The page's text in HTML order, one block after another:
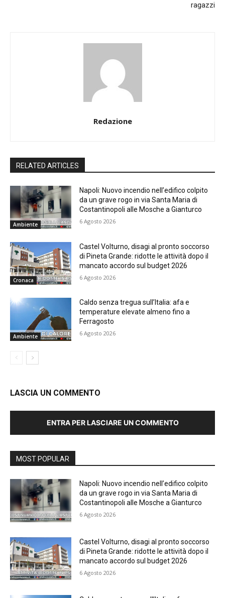
ragazzi
Redazione
RELATED ARTICLES
Ambiente
Napoli: Nuovo incendio nell’edifico colpito
da un grave rogo in via Santa Maria di
Costantinopoli alle Mosche a Gianturco
6 Agosto 2026
Cronaca
Castel Volturno, disagi al pronto soccorso
di Pineta Grande: ridotte le attività dopo il
mancato accordo sul budget 2026
6 Agosto 2026
Ambiente
Caldo senza tregua sull’Italia: afa e
temperature elevate almeno fino a
Ferragosto
6 Agosto 2026
LASCIA UN COMMENTO
ENTRA PER LASCIARE UN COMMENTO
MOST POPULAR
Napoli: Nuovo incendio nell’edifico colpito
da un grave rogo in via Santa Maria di
Costantinopoli alle Mosche a Gianturco
6 Agosto 2026
Castel Volturno, disagi al pronto soccorso
di Pineta Grande: ridotte le attività dopo il
mancato accordo sul budget 2026
6 Agosto 2026